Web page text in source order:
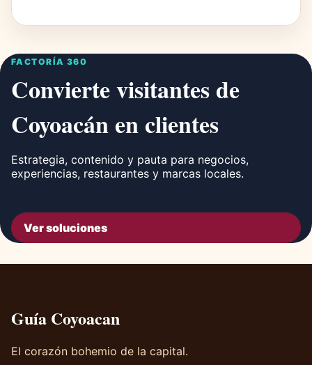
FACTORÍA 360
Convierte visitantes de
Coyoacán en clientes
Estrategia, contenido y pauta para negocios,
experiencias, restaurantes y marcas locales.
Ver soluciones
Guía Coyoacan
El corazón bohemio de la capital.